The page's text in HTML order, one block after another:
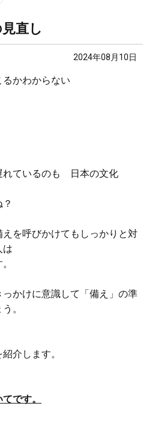
直し
2024年08月10日
かわからない
れているのも 日本の文化
を呼びかけてもしっかりと対
は
かけに意識して「備え」の準
。
介します。
です。